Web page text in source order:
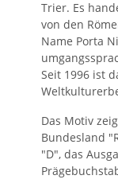
Trier. Es
von den
Name Porta
Seit 1996 ist
Das Motiv
Bundesland
"D", das